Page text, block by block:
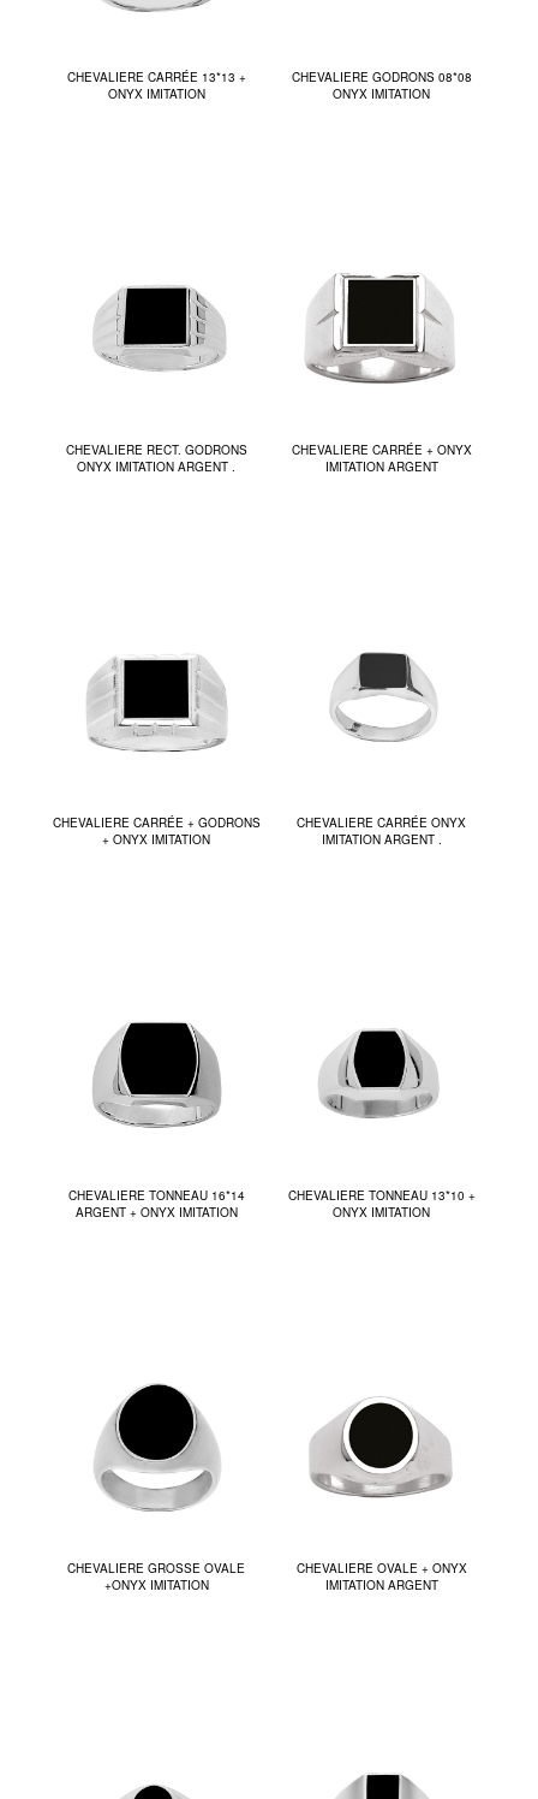
CHEVALIERE CARRÉE 13*13 +
ONYX IMITATION
CHEVALIERE GODRONS 08*08
ONYX IMITATION
CHEVALIERE RECT. GODRONS
ONYX IMITATION ARGENT .
CHEVALIERE CARRÉE + ONYX
IMITATION ARGENT
CHEVALIERE CARRÉE + GODRONS
+ ONYX IMITATION
CHEVALIERE CARRÉE ONYX
IMITATION ARGENT .
CHEVALIERE TONNEAU 16*14
ARGENT + ONYX IMITATION
CHEVALIERE TONNEAU 13*10 +
ONYX IMITATION
CHEVALIERE GROSSE OVALE
+ONYX IMITATION
CHEVALIERE OVALE + ONYX
IMITATION ARGENT